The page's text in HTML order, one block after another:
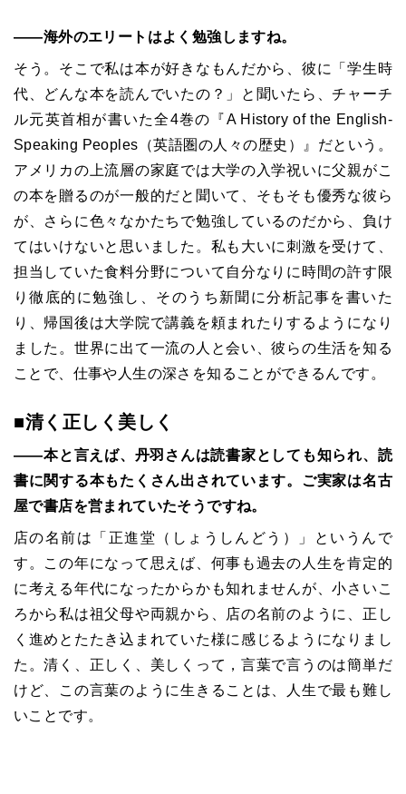
――海外のエリートはよく勉強しますね。
そう。そこで私は本が好きなもんだから、彼に「学生時
代、どんな本を読んでいたの？」と聞いたら、チャーチ
ル元英首相が書いた全4巻の『A History of the English-
Speaking Peoples （英語圏の人々の歴史）』だという。
アメリカの上流層の家庭では大学の入学祝いに父親がこ
の本を贈るのが一般的だと聞いて、そもそも優秀な彼ら
が、さらに色々なかたちで勉強しているのだから、負け
てはいけないと思いました。私も大いに刺激を受けて、
担当していた食料分野について自分なりに時間の許す限
り徹底的に勉強し、そのうち新聞に分析記事を書いた
り、帰国後は大学院で講義を頼まれたりするようになり
ました。世界に出て一流の人と会い、彼らの生活を知る
ことで、仕事や人生の深さを知ることができるんです。
■清く正しく美しく
――本と言えば、丹羽さんは読書家としても知られ、読
書に関する本もたくさん出されています。ご実家は名古
屋で書店を営まれていたそうですね。
店の名前は「正進堂（しょうしんどう）」というんで
す。この年になって思えば、何事も過去の人生を肯定的
に考える年代になったからかも知れませんが、小さいこ
ろから私は祖父母や両親から、店の名前のように、正し
く進めとたたき込まれていた様に感じるようになりまし
た。清く、正しく、美しくって，言葉で言うのは簡単だ
けど、この言葉のように生きることは、人生で最も難し
いことです。